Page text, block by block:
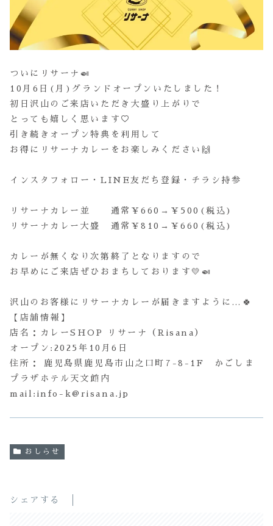
ついにリサーナ🍛
10月6日(月)グランドオープンいたしました！
初日沢山のご来店いただき大盛り上がりで
とっても嬉しく思います♡
引き続きオープン特典を利用して
お得にリサーナカレーをお楽しみください🙌
インスタフォロー・LINE友だち登録・チラシ持参
リサーナカレー並 通常￥660→￥500(税込)
リサーナカレー大盛 通常￥810→￥660(税込)
カレーが無くなり次第終了となりますので
お早めにご来店ぜひおまちしております💛🍛
沢山のお客様にリサーナカレーが届きますように…🍀
【店舗情報】
店名：カレーSHOP リサーナ（Risana）
オープン:2025年10月6日
住所： 鹿児島県鹿児島市山之口町7-8-1F かごしま
プラザホテル天文館内
mail:info-k@risana.jp
おしらせ
シェアする